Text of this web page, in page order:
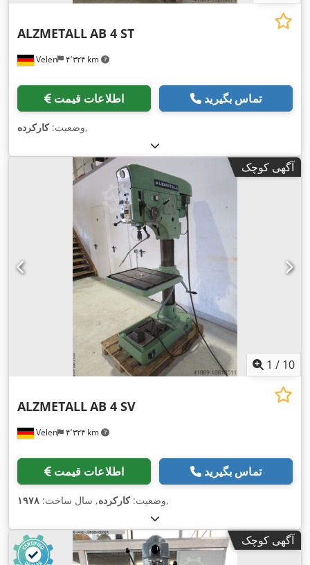
Velen ۴٬۳۲۴ km
ALZMETALLAB 4 ST
اطلاعات قیمت تماس بگیرید
وضعیت:کارکرده ,
آگهی کوچک
1 / 10
Velen ۴٬۳۲۴ km
ALZMETALLAB 4 SV
اطلاعات قیمت تماس بگیرید
وضعیت:کارکرده, سال ساخت: ۱۹۷۸ ,
آگهی کوچک